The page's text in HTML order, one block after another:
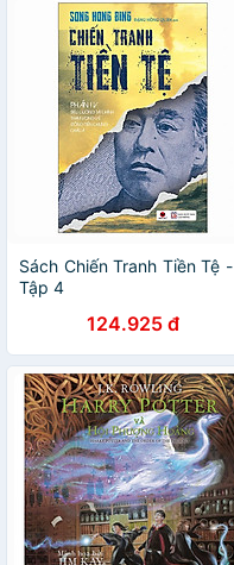
Sách Chiến Tranh Tiền Tệ -
Tập 4
124.925 đ